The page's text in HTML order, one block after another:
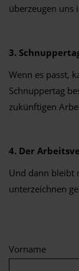
überzeugen uns
3.
Wenn es passt,
Schnuppertag
zukünftigen
4. Der
Und dann bleibt
unterzeichnen
Vorname